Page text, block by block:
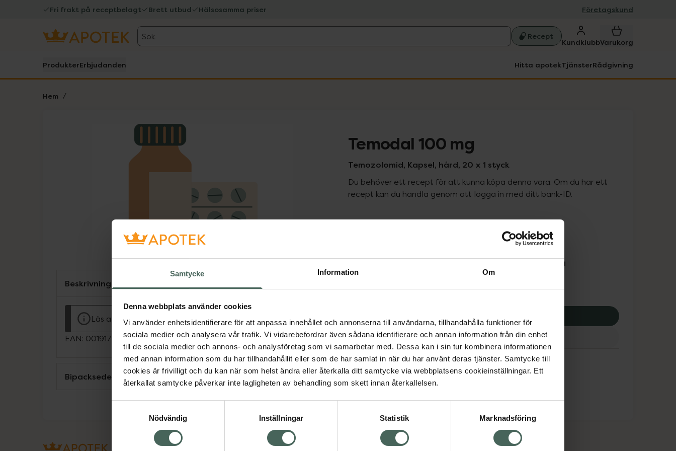
Samtycke Information Om
Denna webbplats använder cookies
Vi använder enhetsidentifierare för att anpassa innehållet och annonserna till användarna, tillhandahålla funktioner för
sociala medier och analysera vår trafik. Vi vidarebefordrar även sådana identifierare och annan information från din enhet
till de sociala medier och annons- och analysföretag som vi samarbetar med. Dessa kan i sin tur kombinera informationen
med annan information som du har tillhandahållit eller som de har samlat in när du har använt deras tjänster. Samtycke till
cookies är frivilligt och du kan när som helst ändra eller återkalla ditt samtycke via webbplatsens cookieinställningar. Ett
återkallat samtycke påverkar inte lagligheten av behandling som skett innan återkallelsen.
Nödvändig
Inställningar Statistik Marknadsföring
Fri frakt på receptbelagt Brett utbud Hälsosamma priser Företagskund
Sök Recept
KundklubbVarukorg
ProdukterErbjudanden Hitta apotekTjänsterRådgivning
Hem
Lista: . Innehåller 1 objekt. Temodal 100 mg
Temozolomid, Kapsel, hård, 20 x 1 styck
Du behöver ett recept för att kunna köpa denna vara. Om du har ett
recept kan du handla genom att logga in med ditt bank-ID.
Pris med recept
Högkostnadsskyddet gäller
13358,58 kr
I apotek:13358,58 kr
Köp via ditt recept
Aktuella erbjudanden
Beskrivning
Läs alltid bipacksedeln innan användning.
EAN: 00191778016826
Bipacksedel från FASS Visa
Om recept och läkemedel